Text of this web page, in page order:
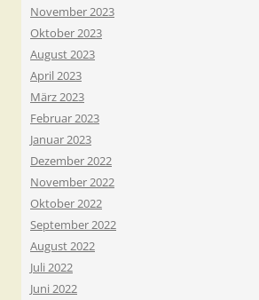
November 2023
Oktober 2023
August 2023
April 2023
März 2023
Februar 2023
Januar 2023
Dezember 2022
November 2022
Oktober 2022
September 2022
August 2022
Juli 2022
Juni 2022